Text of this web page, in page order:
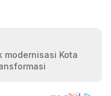
modernisasi Kota